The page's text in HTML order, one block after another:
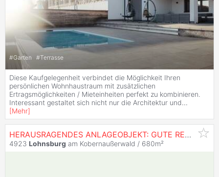
#Garten #Terrasse
Diese Kaufgelegenheit verbindet die Möglichkeit Ihren
persönlichen Wohnhaustraum mit zusätzlichen
Ertragsmöglichkeiten / Mieteinheiten perfekt zu kombinieren.
Interessant gestaltet sich nicht nur die Architektur und...
[Mehr]
HERAUSRAGENDES ANLAGEOBJEKT: GUTE RENDITE UND ENORM WERTIGE AUSFÜHRUNG
4923 Lohnsburg am Kobernaußerwald / 680m²